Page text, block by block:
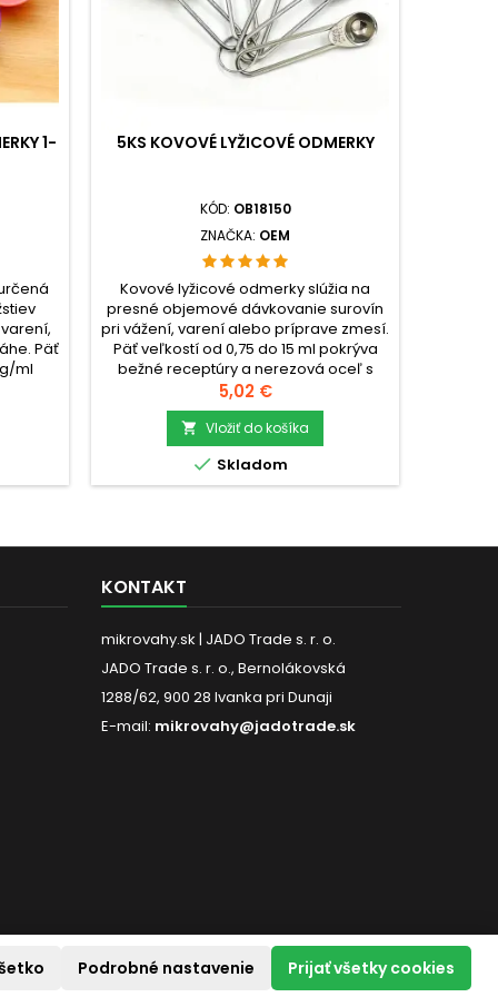
1-
Päť
ml
(1–
5KS KOVOVÉ LYŽICOVÉ ODMERKY
KÓD: OB18150
ZNAČKA: OEM
Kovové lyžicové odmerky slúžia na
presné objemové dávkovanie surovín
pri vážení, varení alebo príprave zmesí.
Päť veľkostí od 0,75 do 15 ml pokrýva
bežné receptúry a nerezová oceľ s
krúžkom na spojenie uľahčuje
skladovanie pri
pracovisku.check_circleTyp: Sada 5
kovových odmerných
lyžíccheck_circleMateriál: Nerezová
oceľcheck_circleBalenie: 5 ks (0,75–
Cena
5,02 €
 Vložiť do košíka
 Skladom
KONTAKT
mikrovahy.sk | JADO Trade s. r. o.
JADO Trade s. r. o., Bernolákovská
1288/62, 900 28 Ivanka pri Dunaji
E-mail: mikrovahy@jadotrade.sk
SLEDUJTE NÁS
Podrobné nastavenie Prijať všetky cookies